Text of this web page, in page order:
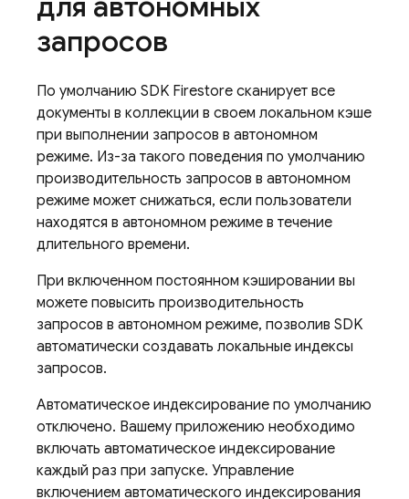
запросов
По умолчанию SDK Firestore сканирует все
документы в коллекции в своем локальном кэше
при выполнении запросов в автономном
режиме. Из-за такого поведения по умолчанию
производительность запросов в автономном
режиме может снижаться, если пользователи
находятся в автономном режиме в течение
длительного времени.
При включенном постоянном кэшировании вы
можете повысить производительность
запросов в автономном режиме, позволив SDK
автоматически создавать локальные индексы
запросов.
Автоматическое индексирование по умолчанию
отключено. Вашему приложению необходимо
включать автоматическое индексирование
каждый раз при запуске. Управление
включением автоматического индексирования